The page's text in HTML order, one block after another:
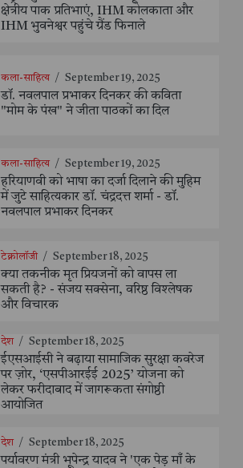
क्षेत्रीय पाक प्रतिभाएं, IHM कोलकाता और
IHM भुवनेश्वर पहुंचे ग्रैंड फिनाले
कला-साहित्य / September 19, 2025
डॉ. नवलपाल प्रभाकर दिनकर की कविता
"मोम के पंख" ने जीता पाठकों का दिल
कला-साहित्य / September 19, 2025
हरियाणवी को भाषा का दर्जा दिलाने की मुहिम
में जुटे साहित्यकार डॉ. चंद्रदत्त शर्मा - डॉ.
नवलपाल प्रभाकर दिनकर
टेक्नोलॉजी / September 18, 2025
क्या तकनीक मृत प्रियजनों को वापस ला
सकती है? - संजय सक्सेना, वरिष्ठ विश्लेषक
और विचारक
देश / September 18, 2025
ईएसआईसी ने बढ़ाया सामाजिक सुरक्षा कवरेज
पर ज़ोर, ‘एसपीआरईई 2025’ योजना को
लेकर फरीदाबाद में जागरूकता संगोष्ठी
आयोजित
देश / September 18, 2025
पर्यावरण मंत्री भूपेन्द्र यादव ने 'एक पेड़ माँ के